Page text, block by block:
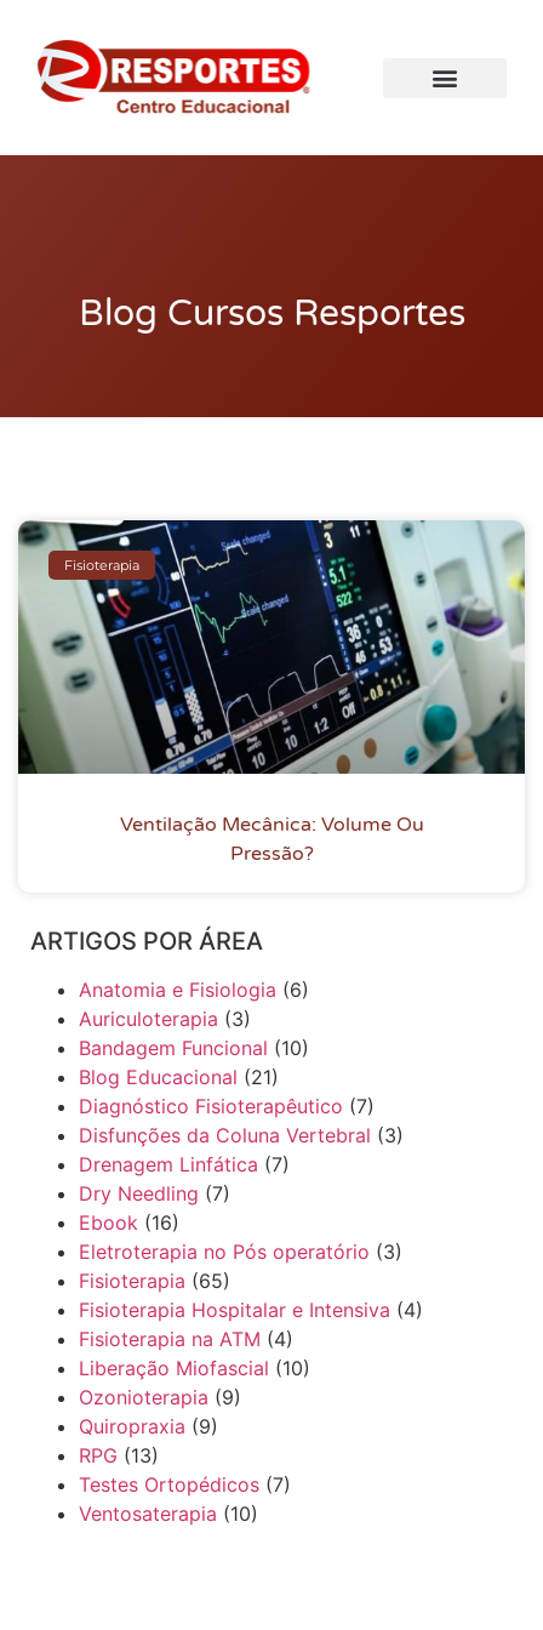
Blog Cursos Resportes
Fisioterapia
Ventilação Mecânica: Volume Ou
Pressão?
ARTIGOS POR ÁREA
Anatomia e Fisiologia (6)
Auriculoterapia (3)
Bandagem Funcional (10)
Blog Educacional (21)
Diagnóstico Fisioterapêutico (7)
Disfunções da Coluna Vertebral (3)
Drenagem Linfática (7)
Dry Needling (7)
Ebook (16)
Eletroterapia no Pós operatório (3)
Fisioterapia (65)
Fisioterapia Hospitalar e Intensiva (4)
Fisioterapia na ATM (4)
Liberação Miofascial (10)
Ozonioterapia (9)
Quiropraxia (9)
RPG (13)
Testes Ortopédicos (7)
Ventosaterapia (10)